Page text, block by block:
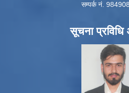
सम्पर्क नं.
सूचना